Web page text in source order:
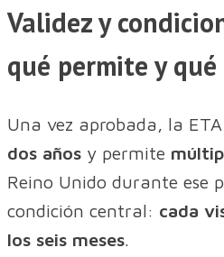
Validez y
qué permite y qué
Una vez aprobada, la
dos años y permite
Reino Unido durante ese
condición central: cada
los seis meses.